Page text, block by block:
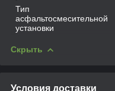
Тип
асфальтосмесительной
установки
Скрыть
Условия доставки